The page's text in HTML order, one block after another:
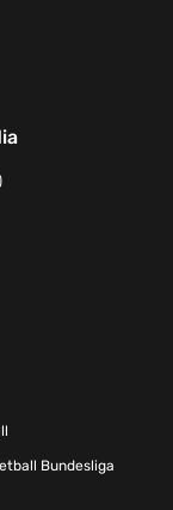
Bundesliga